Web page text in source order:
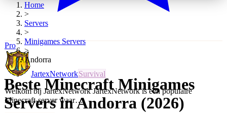
Pro
JartexNetworkSurvival
Welkom bij JartexNetwork JartexNetwork is een populaire
Minecraft-server waar…
Home
>
Servers
>
MinigamesServers
>
Andorra
Beste Minecraft Minigames
Servers in Andorra (2026)